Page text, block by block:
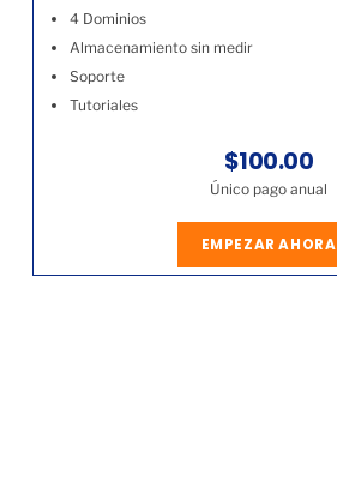
4 Dominios
Almacenamiento sin medir
Soporte
Tutoriales
$100.00
Único pago anual
EMPEZAR AHORA